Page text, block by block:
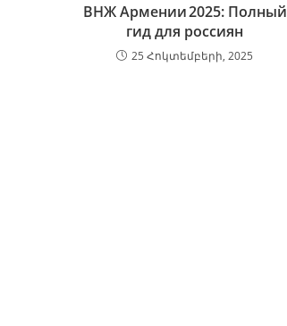
ВНЖ Армении 2025: Полный
гид для россиян
25 Հոկտեմբերի, 2025